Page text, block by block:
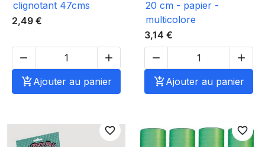
clignotant 47cms
2,49 €


Ajouter au panier
20 cm - papier -
multicolore
3,14 €


Ajouter au panier
favorite_border favorite_border